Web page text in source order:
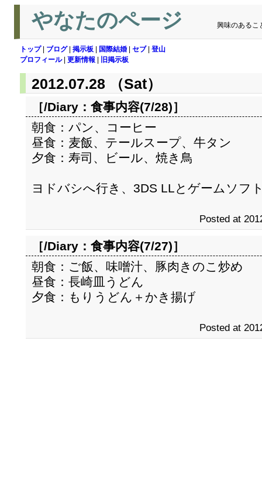
やなたのページ 興味のあるこ
トップ| ブログ| 掲示板 国際結婚 セブ| 登山
プロフィール| 更新情報 旧掲示板
2012.07.28 （Sat）
［/Diary： 食事内容(7/28)］
朝食：パン、コーヒー
昼食：麦飯、テールスープ、牛タン
夕食：寿司、ビール、焼き鳥
ヨドバシへ行き、3DS LLとゲームソフ
Posted at
［/Diary： 食事内容(7/27)］
朝食：ご飯、味噌汁、豚肉きのこ炒め
昼食：長崎皿うどん
夕食：もりうどん＋かき揚げ
Posted at